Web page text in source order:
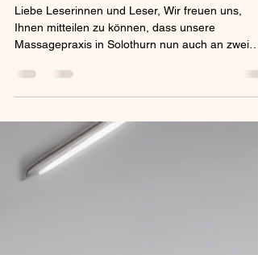
und Lymphdrainage
Liebe Leserinnen und Leser, Wir freuen uns,
Massagepraxis in Solothurn nun auch an zwei